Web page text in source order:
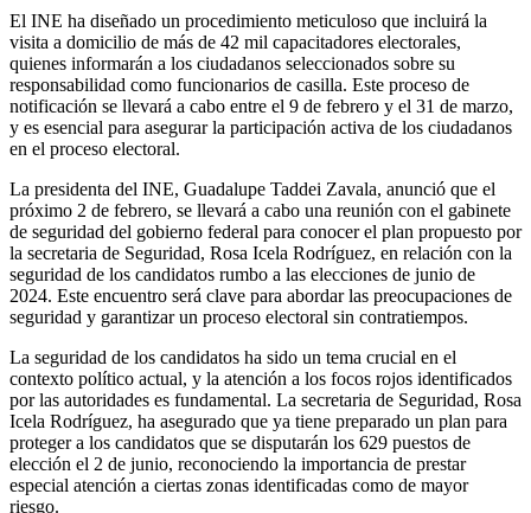
El INE ha diseñado un procedimiento meticuloso que incluirá la
visita a domicilio de más de 42 mil capacitadores electorales,
quienes informarán a los ciudadanos seleccionados sobre su
responsabilidad como funcionarios de casilla. Este proceso de
notificación se llevará a cabo entre el 9 de febrero y el 31 de marzo,
y es esencial para asegurar la participación activa de los ciudadanos
en el proceso electoral.
La presidenta del INE, Guadalupe Taddei Zavala, anunció que el
próximo 2 de febrero, se llevará a cabo una reunión con el gabinete
de seguridad del gobierno federal para conocer el plan propuesto por
la secretaria de Seguridad, Rosa Icela Rodríguez, en relación con la
seguridad de los candidatos rumbo a las elecciones de junio de
2024. Este encuentro será clave para abordar las preocupaciones de
seguridad y garantizar un proceso electoral sin contratiempos.
La seguridad de los candidatos ha sido un tema crucial en el
contexto político actual, y la atención a los focos rojos identificados
por las autoridades es fundamental. La secretaria de Seguridad, Rosa
Icela Rodríguez, ha asegurado que ya tiene preparado un plan para
proteger a los candidatos que se disputarán los 629 puestos de
elección el 2 de junio, reconociendo la importancia de prestar
especial atención a ciertas zonas identificadas como de mayor
riesgo.